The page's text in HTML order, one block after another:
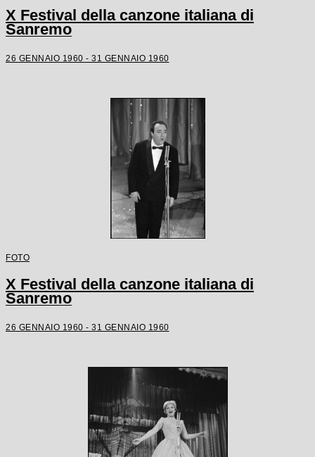
X Festival della canzone italiana di
Sanremo
26 GENNAIO 1960 - 31 GENNAIO 1960
FOTO
X Festival della canzone italiana di
Sanremo
26 GENNAIO 1960 - 31 GENNAIO 1960